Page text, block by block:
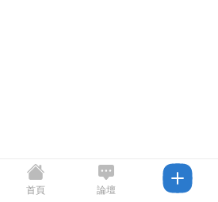
首頁 論壇